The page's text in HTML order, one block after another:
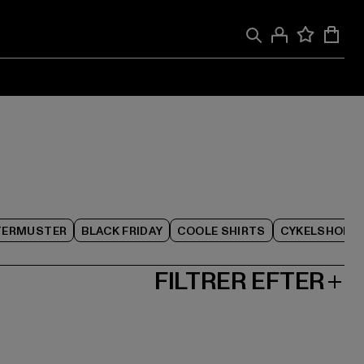
BLACK FRIDAY COOLE SHIRTS
FILTRER EFTER